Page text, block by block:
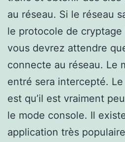
au réseau. Si le réseau
le protocole de cryptage
vous devrez attendre
connecte au réseau. Le
entré sera intercepté.
est qu’il est vraiment
le mode console. Il
application très